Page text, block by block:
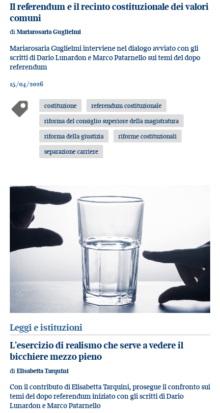
Il referendum e il recinto costituzionale dei valori
comuni
di Mariarosaria Guglielmi
Mariarosaria Guglielmi interviene nel dialogo avviato con gli
scritti di Dario Lunardon e Marco Patarnello sui temi del dopo
referendum
15/04/2026
costituzione
referendum costituzionale
riforma del consiglio superiore della magistratura
riforma della giustizia
riforme costituzionali
separazione carriere
Leggi e istituzioni
L’esercizio di realismo che serve a vedere il
bicchiere mezzo pieno
di Elisabetta Tarquini
Con il contributo di Elisabetta Tarquini, prosegue il confronto sui
temi del dopo referendum iniziato con gli scritti di Dario
Lunardon e Marco Patarnello